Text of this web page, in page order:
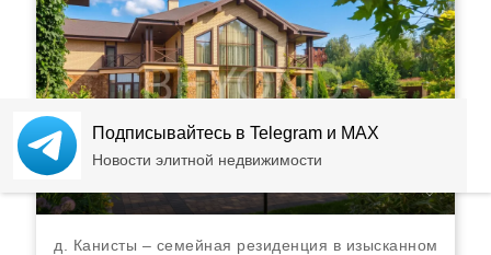
д. Канисты – семейная резиденция в изысканном
Подписывайтесь в Telegram и MAX
Новости элитной недвижимости